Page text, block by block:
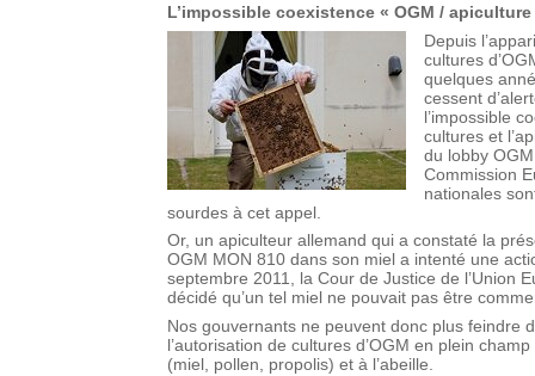
L’impossible coexistence « OGM /
Depuis
cultures
quelques
cessent
l’impossible
cultures et
du lobby
Commission
nationales
sourdes à cet appel.
Or, un apiculteur allemand qui a constaté la
OGM MON 810 dans son miel a intenté une
septembre 2011, la Cour de Justice de l’Union
décidé qu’un tel miel ne pouvait pas être
Nos gouvernants ne peuvent donc plus feindre
l’autorisation de cultures d’OGM en plein
(miel, pollen, propolis) et à l’abeille.